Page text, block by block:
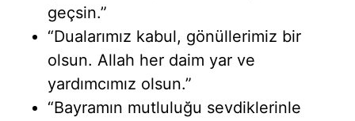
geçsin.”
“Dualarımız kabul, gönüllerimiz bir
olsun. Allah her daim yar ve
yardımcımız olsun.”
“Bayramın mutluluğu sevdiklerinle